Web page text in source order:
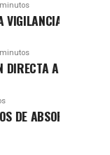
CON
A LAS
ABSORCIÓN EN